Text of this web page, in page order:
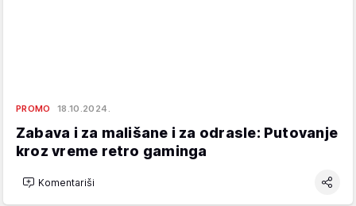
PROMO 18.10.2024.
Zabava i za mališane i za odrasle: Putovanje
kroz vreme retro gaminga
Komentariši